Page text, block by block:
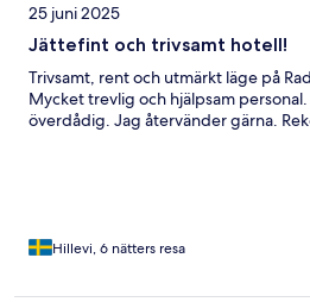
25 juni 2025
Jättefint och trivsamt hotell!
Trivsamt, rent och utmärkt läge på
Mycket trevlig och hjälpsam
överdådig. Jag återvänder gärna.
Hillevi, 6 nätters resa